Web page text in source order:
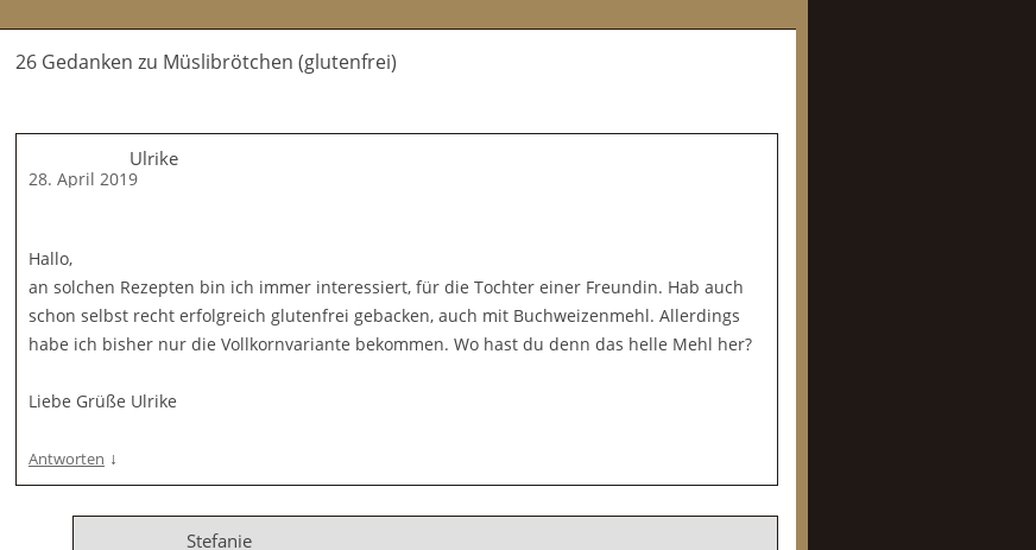
26 Gedanken zu Müslibrötchen (glutenfrei)
Ulrike
28. April 2019
Hallo,
an solchen Rezepten bin ich immer interessiert, für die Tochter einer Freundin. Hab auch
schon selbst recht erfolgreich glutenfrei gebacken, auch mit Buchweizenmehl. Allerdings
habe ich bisher nur die Vollkornvariante bekommen. Wo hast du denn das helle Mehl her?
Liebe Grüße Ulrike
Antworten ↓
Stefanie